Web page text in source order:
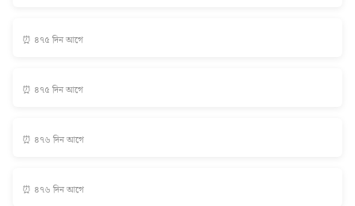
⏰ ৪৭৫ দিন আগে
⏰ ৪৭৫ দিন আগে
⏰ ৪৭৬ দিন আগে
⏰ ৪৭৬ দিন আগে